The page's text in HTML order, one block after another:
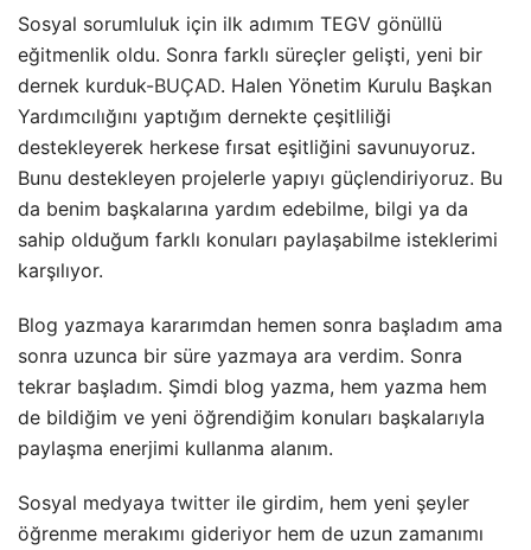
Sosyal sorumluluk için ilk adımım TEGV gönüllü
eğitmenlik oldu. Sonra farklı süreçler gelişti, yeni bir
dernek kurduk-BUÇAD. Halen Yönetim Kurulu Başkan
Yardımcılığını yaptığım dernekte çeşitliliği
destekleyerek herkese fırsat eşitliğini savunuyoruz.
Bunu destekleyen projelerle yapıyı güçlendiriyoruz. Bu
da benim başkalarına yardım edebilme, bilgi ya da
sahip olduğum farklı konuları paylaşabilme isteklerimi
karşılıyor.
Blog yazmaya kararımdan hemen sonra başladım ama
sonra uzunca bir süre yazmaya ara verdim. Sonra
tekrar başladım. Şimdi blog yazma, hem yazma hem
de bildiğim ve yeni öğrendiğim konuları başkalarıyla
paylaşma enerjimi kullanma alanım.
Sosyal medyaya twitter ile girdim, hem yeni şeyler
öğrenme merakımı gideriyor hem de uzun zamanımı